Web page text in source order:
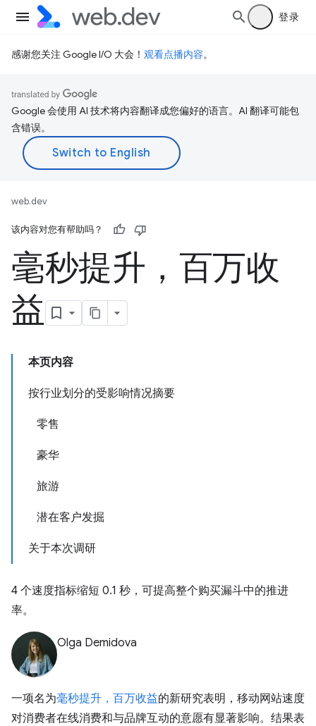
登录
感谢您关注 Google I/O 大会！ 观看点播内容。
Google 会使用 AI 技术将内容翻译成您偏好的语言。AI 翻译可能包
含错误。
web.dev
该内容对您有帮助吗？
毫秒提升，百万收
益
本页内容
按行业划分的受影响情况摘要
零售
豪华
旅游
潜在客户发掘
关于本次调研
4 个速度指标缩短 0.1 秒，可提高整个购买漏斗中的推进
率。
Olga Demidova
一项名为毫秒提升，百万收益的新研究表明，移动网站速度
对消费者在线消费和与品牌互动的意愿有显著影响。结果表